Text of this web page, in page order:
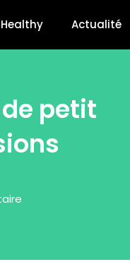
Healthy Actualité
petit